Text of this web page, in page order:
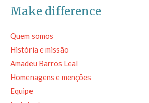
Make difference
Quem somos
História e missão
Amadeu Barros Leal
Homenagens e menções
Equipe